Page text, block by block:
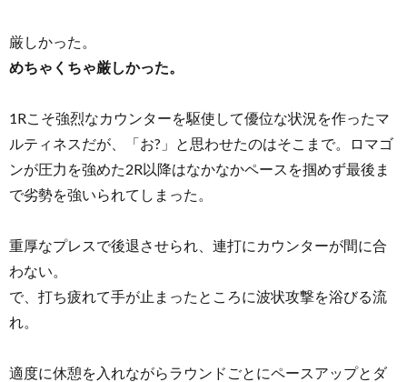
厳しかった。
めちゃくちゃ厳しかった。
1Rこそ強烈なカウンターを駆使して優位な状況を作ったマ
ルティネスだが、「お?」と思わせたのはそこまで。ロマゴ
ンが圧力を強めた2R以降はなかなかペースを掴めず最後ま
で劣勢を強いられてしまった。
重厚なプレスで後退させられ、連打にカウンターが間に合
わない。
で、打ち疲れて手が止まったところに波状攻撃を浴びる流
れ。
適度に休憩を入れながらラウンドごとにペースアップとダ